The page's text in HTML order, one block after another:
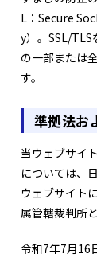
L：Secure
y）。SSL/TLS
の一部または
す。
準拠法お
当ウェブサイ
については、
ウェブサイト
属管轄裁判所と
令和7年7月16